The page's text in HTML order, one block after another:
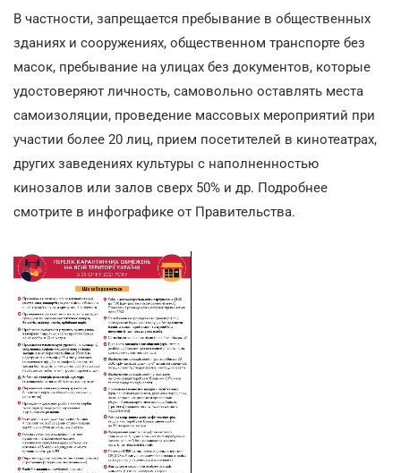
В частности, запрещается пребывание в общественных
зданиях и сооружениях, общественном транспорте без
масок, пребывание на улицах без документов, которые
удостоверяют личность, самовольно оставлять места
самоизоляции, проведение массовых мероприятий при
участии более 20 лиц, прием посетителей в кинотеатрах,
других заведениях культуры с наполненностью
кинозалов или залов сверх 50% и др. Подробнее
смотрите в инфографике от Правительства.